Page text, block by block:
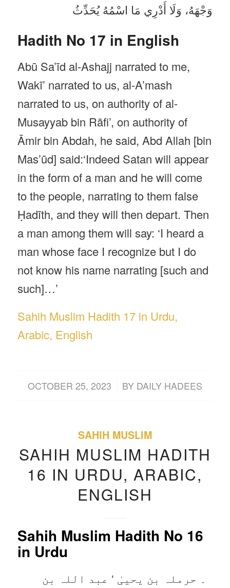
وَجْهَهُ، وَلَا أَدْرِي مَا اسْمُهُ يُحَدِّثُ
Hadith No 17 in English
Abū Sa’īd al-Ashajj narrated to me,
Wakī’ narrated to us, al-A’mash
narrated to us, on authority of al-
Musayyab bin Rāfi’, on authority of
Āmir bin Abdah, he said, Abd Allah [bin
Mas’ūd] said:‘Indeed Satan will appear
in the form of a man and he will come
to the people, narrating to them false
Ḥadīth, and they will then depart. Then
a man among them will say: ‘I heard a
man whose face I recognize but I do
not know his name narrating [such and
such]…’
Sahih Muslim Hadith 17 in Urdu,
Arabic, English
OCTOBER 25, 2023
/ BY DAILY HADEES
SAHIH MUSLIM
SAHIH MUSLIM HADITH
16 IN URDU, ARABIC,
ENGLISH
Sahih Muslim Hadith No 16
in Urdu
۔ حرملہ بن یحییٰ ‘ عبد اللہ بن